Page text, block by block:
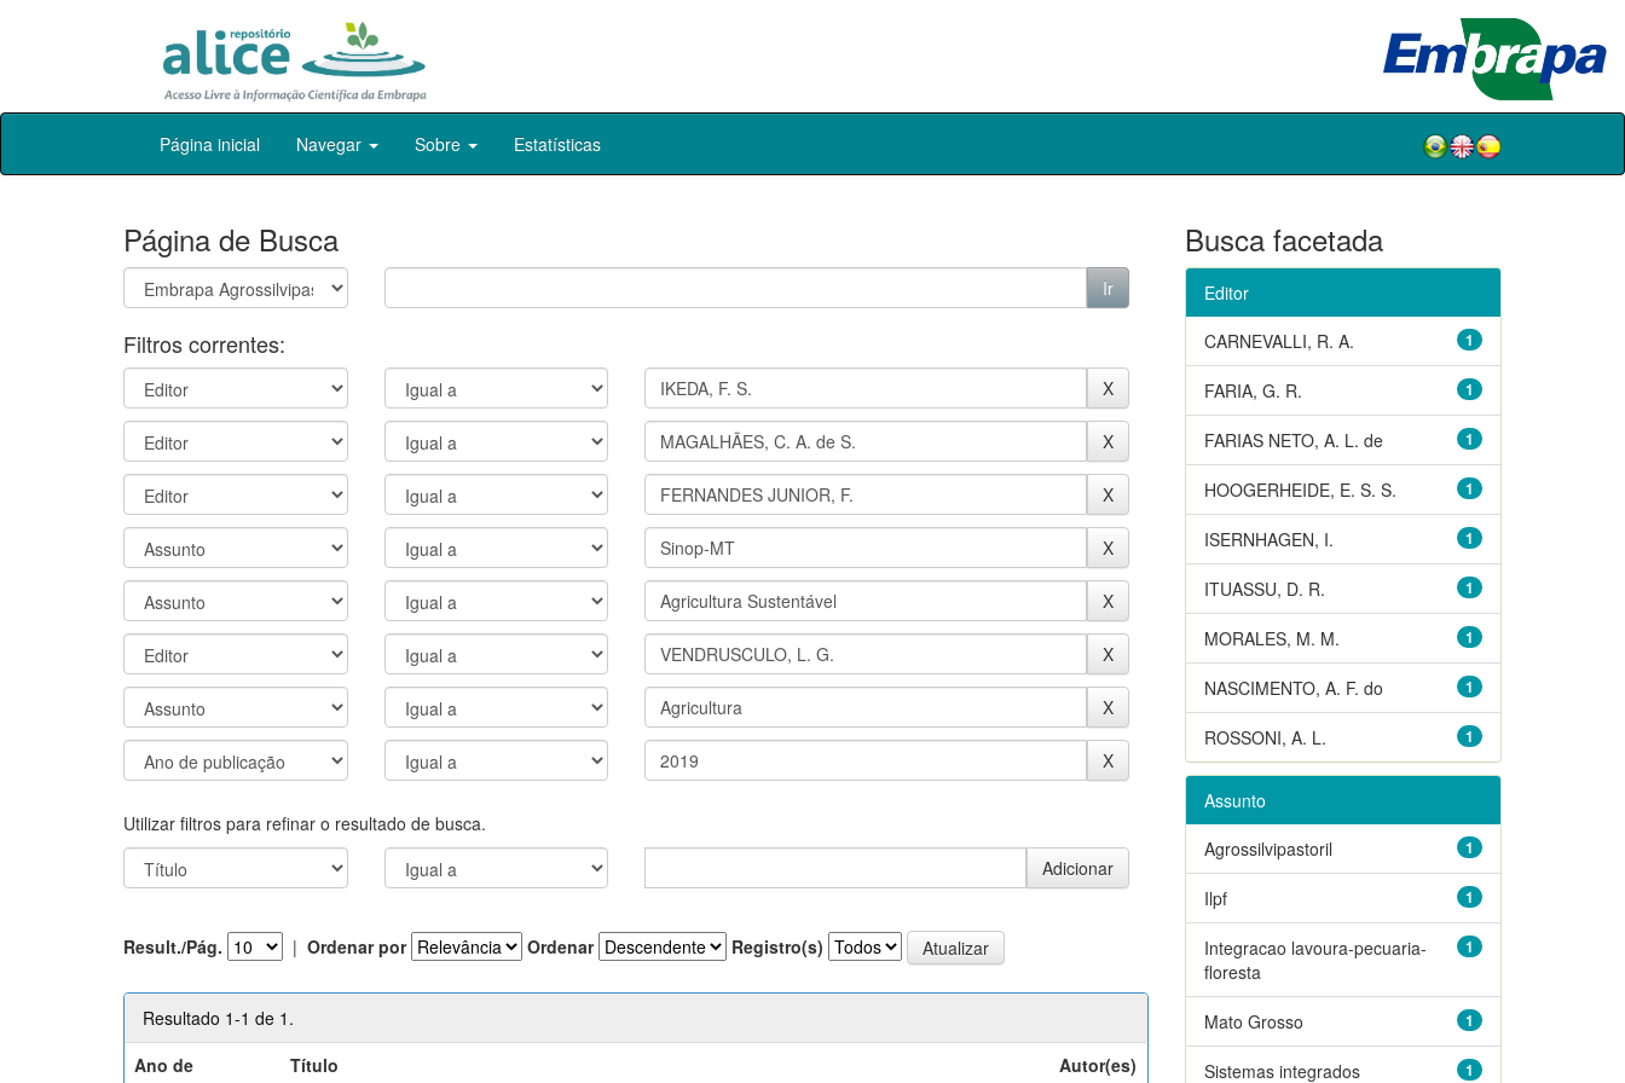
Skip
Página inicial Navegar Sobre Estatísticas
Página de Busca
Filtros correntes:
Utilizar filtros para refinar o resultado de busca.
Result./Pág. | Ordenar por Ordenar Registro(s)
Resultado 1-1 de 1.
Ano de
Título Autor(es)
Busca facetada
Editor
1
CARNEVALLI, R. A.
1
FARIA, G. R.
1
FARIAS NETO, A. L. de
1
HOOGERHEIDE, E. S. S.
1
ISERNHAGEN, I.
1
ITUASSU, D. R.
1
MORALES, M. M.
1
NASCIMENTO, A. F. do
1
ROSSONI, A. L.
Assunto
1
Agrossilvipastoril
1
Ilpf
1
Integracao lavoura-pecuaria-
floresta
1
Mato Grosso
1
Sistemas integrados